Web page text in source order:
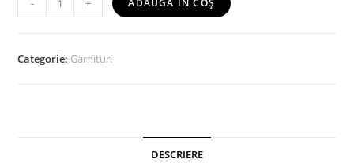
- + ADAUGĂ ÎN COȘ
Categorie: Garnituri
DESCRIERE